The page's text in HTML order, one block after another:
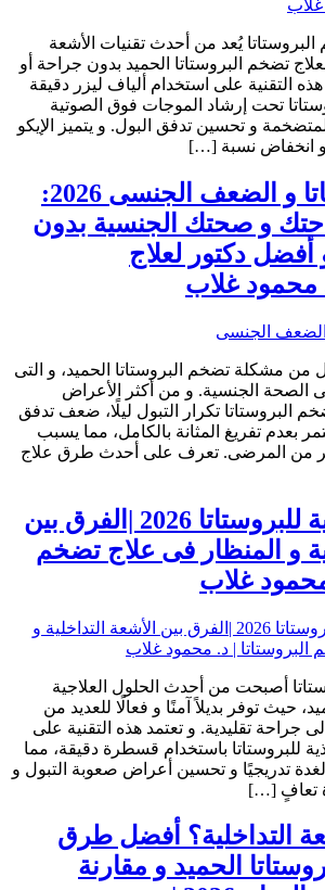
البروستاتا يُعد من أحدث تقنيات الأشعة
تضخم البروستاتا الحميد بدون جراحة أو
التقنية على استخدام ألياف ليزر دقيقة
تحت إرشاد الموجات فوق الصوتية
و تحسين تدفق البول. و يتميز الإيكو
و انخفاض نسبة […]
تضخم البروستاتا و الضعف الجنسى 2026:
و صحتك الجنسية بدون
دكتور لعلاج
محمود غلاب
من مشكلة تضخم البروستاتا الحميد، و التى
الصحة الجنسية. و من أكثر الأعراض
البروستاتا تكرار التبول ليلًا، ضعف تدفق
بعدم تفريغ المثانة بالكامل، مما يسبب
من المرضى. تعرف على أحدث طرق علاج
الأشعة التداخلية للبروستاتا 2026 |الفرق بين
و المنظار فى علاج تضخم
محمود غلاب
أصبحت من أحدث الحلول العلاجية
حيث توفر بديلاً آمنًا و فعالًا للعديد من
جراحة تقليدية. و تعتمد هذه التقنية على
للبروستاتا باستخدام قسطرة دقيقة، مما
تدريجيًا و تحسين أعراض صعوبة التبول و
تعافٍ […]
التداخلية؟ أفضل طرق
الحميد و مقارنة